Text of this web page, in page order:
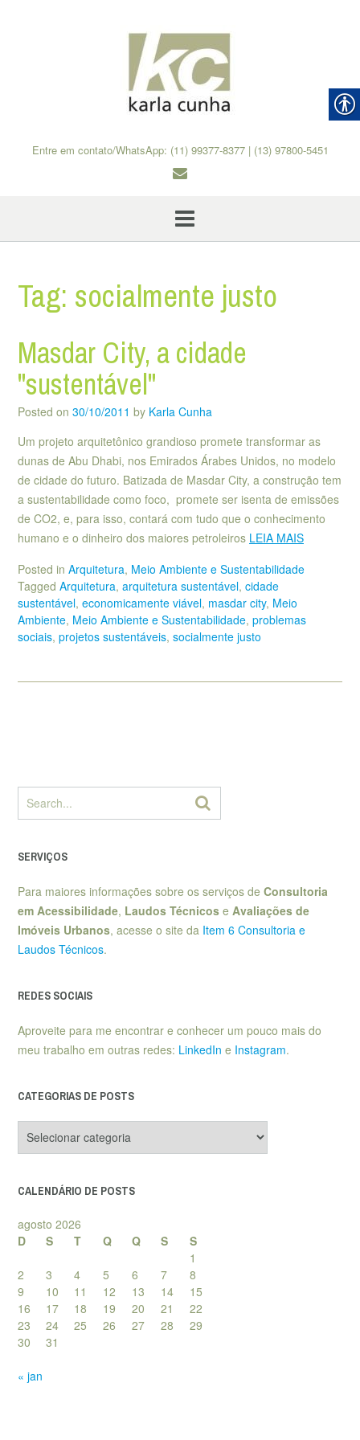
Entre em contato/WhatsApp: (11) 99377-8377 | (13) 97800-5451
Tag: socialmente justo
Masdar City, a cidade
"sustentável"
Posted on 30/10/2011 by Karla Cunha
Um projeto arquitetônico grandioso promete transformar as
dunas de Abu Dhabi, nos Emirados Árabes Unidos, no modelo
de cidade do futuro. Batizada de Masdar City, a construção tem
a sustentabilidade como foco, promete ser isenta de emissões
de CO2, e, para isso, contará com tudo que o conhecimento
humano e o dinheiro dos maiores petroleiros LEIA MAIS
Posted in Arquitetura, Meio Ambiente e Sustentabilidade
Tagged Arquitetura, arquitetura sustentável, cidade
sustentável, economicamente viável, masdar city, Meio
Ambiente, Meio Ambiente e Sustentabilidade, problemas
sociais, projetos sustentáveis, socialmente justo
SERVIÇOS
Para maiores informações sobre os serviços de Consultoria
em Acessibilidade, Laudos Técnicos e Avaliações de
Imóveis Urbanos, acesse o site da Item 6 Consultoria e
Laudos Técnicos.
REDES SOCIAIS
Aproveite para me encontrar e conhecer um pouco mais do
meu trabalho em outras redes: LinkedIn e Instagram.
CATEGORIAS DE POSTS
de
CALENDÁRIO DE POSTS
agosto 2026
D
S T Q Q S
S
1
2
3 4 5 6 7
8
9
10 11 12 13 14
15
16
17 18 19 20 21
22
23
24 25 26 27 28
29
30
31
« jan